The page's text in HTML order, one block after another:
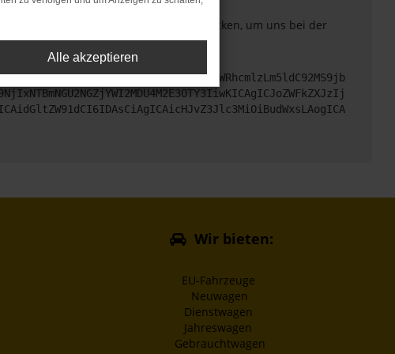
Du kannst uns diesen Text schicken, um uns bei der
Wir bieten:
EU-Fahrzeuge
Neuwagen
Dienstwagen
Jahreswagen
Gebrauchtwagen
Alle akzeptieren